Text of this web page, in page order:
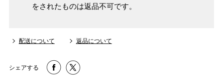
をされたものは返品不可です。
配送について 返品について
シェアする